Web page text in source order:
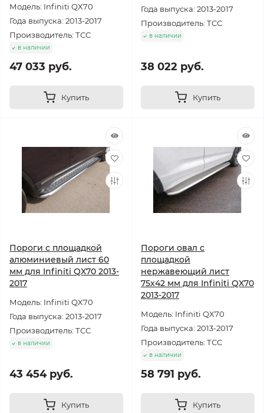
Модель: Infiniti QX70
Года выпуска: 2013-2017
Производитель: ТСС
в наличии
47 033 руб.
Купить
Года выпуска: 2013-2017
Производитель: ТСС
в наличии
38 022 руб.
Купить
Пороги с площадкой
алюминиевый лист 60
мм для Infiniti QX70 2013-
2017
Модель: Infiniti QX70
Года выпуска: 2013-2017
Производитель: ТСС
в наличии
43 454 руб.
Купить
Пороги овал с
площадкой
нержавеющий лист
75х42 мм для Infiniti QX70
2013-2017
Модель: Infiniti QX70
Года выпуска: 2013-2017
Производитель: ТСС
в наличии
58 791 руб.
Купить